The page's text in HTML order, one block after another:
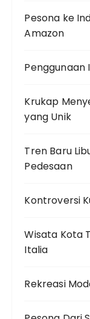
Pesona ke
Amazon
Penggunaan
Krukap
yang Unik
Tren Baru
Pedesaan
Kontroversi
Wisata Kota
Italia
Rekreasi